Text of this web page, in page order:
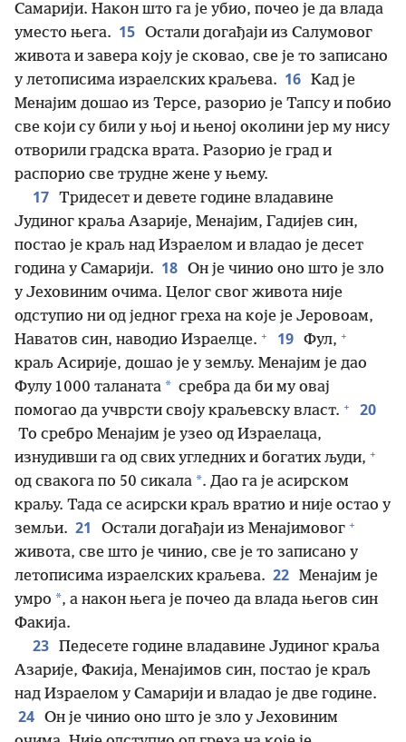
Самарији. Након што га је убио, почео је да влада
уместо њега. 15 Остали догађаји из Салумовог
живота и завера коју је сковао, све је то записано
у летописима израелских краљева. 16 Кад је
Менајим дошао из Терсе, разорио је Тапсу и побио
све који су били у њој и њеној околини јер му нису
отворили градска врата. Разорио је град и
распорио све трудне жене у њему.
17 Тридесет и девете године владавине
Јудиног краља Азарије, Менајим, Гадијев син,
постао је краљ над Израелом и владао је десет
година у Самарији. 18 Он је чинио оно што је зло
у Јеховиним очима. Целог свог живота није
одступио ни од једног греха на које је Јеровоам,
Наватов син, наводио Израелце. + 19 Фул, +
краљ Асирије, дошао је у земљу. Менајим је дао
Фулу 1 000 таланата * сребра да би му овај
помогао да учврсти своју краљевску власт. + 20
То сребро Менајим је узео од Израелаца,
изнудивши га од свих угледних и богатих људи, +
од свакога по 50 сикала *. Дао га је асирском
краљу. Тада се асирски краљ вратио и није остао у
земљи. 21 Остали догађаји из Менајимовог +
живота, све што је чинио, све је то записано у
летописима израелских краљева. 22 Менајим је
умро *, а након њега је почео да влада његов син
Факија.
23 Педесете године владавине Јудиног краља
Азарије, Факија, Менајимов син, постао је краљ
над Израелом у Самарији и владао је две године.
24 Он је чинио оно што је зло у Јеховиним